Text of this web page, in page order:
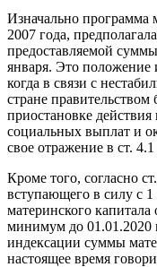
Изначально программа
2007 года,
предоставляемой
января. Это положение
когда в связи с
стране
приостановке
социальных выплат и
свое отражение в ст.
Кроме того, согласно
вступающего в силу с 1
материнского
минимум до 01.01.2020
индексации суммы
настоящее время